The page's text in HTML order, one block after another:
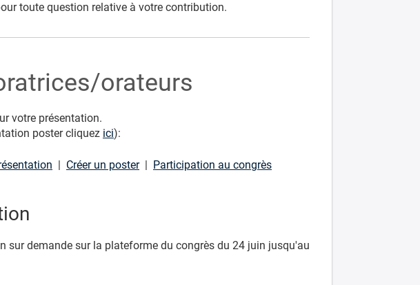
toute question relative à votre contribution.
orateurs
votre présentation.
poster cliquez ici):
Créer un poster| Participation au congrès
sur demande sur la plateforme du congrès du 24 juin jusqu'au